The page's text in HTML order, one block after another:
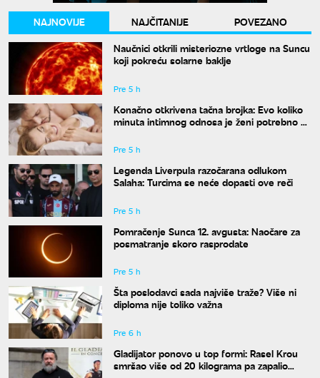
NAJNOVIJE NAJČITANIJE
POVEZANO
Naučnici otkrili misteriozne vrtloge na Suncu
koji pokreću solarne baklje
Pre 5 h
Konačno otkrivena tačna brojka: Evo koliko
minuta intimnog odnosa je ženi potrebno da
Pre 5 h
Legenda Liverpula razočarana odlukom
Salaha: Turcima se neće dopasti ove reči
Pre 5 h
Pomračenje Sunca 12. avgusta: Naočare za
posmatranje skoro rasprodate
Pre 5 h
Šta poslodavci sada najviše traže? Više ni
diploma nije toliko važna
Pre 6 h
Gladijator ponovo u top formi: Rasel Krou
smršao više od 20 kilograma pa zapalio